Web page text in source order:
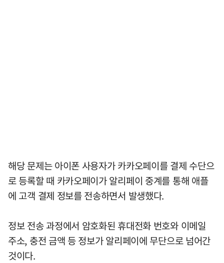
해당 문제는 아이폰 사용자가 카카오페이를 결제 수단으
로 등록할 때 카카오페이가 알리페이 중계를 통해 애플
에 고객 결제 정보를 전송하면서 발생했다.
정보 전송 과정에서 암호화된 휴대전화 번호와 이메일
주소, 충전 금액 등 정보가 알리페이에 무단으로 넘어간
것이다.